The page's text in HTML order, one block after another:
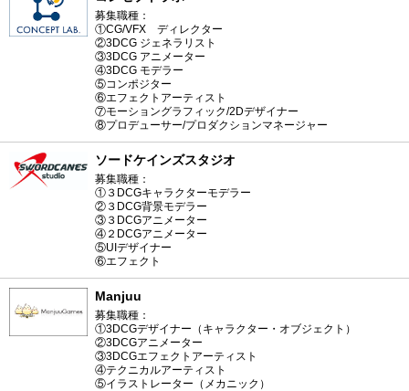
募集職種：
①CG/VFX ディレクター
②3DCG ジェネラリスト
③3DCG アニメーター
④3DCG モデラー
⑤コンポジター
⑥エフェクトアーティスト
⑦モーショングラフィック/2Dデザイナー
⑧プロデューサー/プロダクションマネージャー
ソードケインズスタジオ
募集職種：
①３DCGキャラクターモデラー
②３DCG背景モデラー
③３DCGアニメーター
④２DCGアニメーター
⑤UIデザイナー
⑥エフェクト
Manjuu
募集職種：
①3DCGデザイナー（キャラクター・オブジェクト）
②3DCGアニメーター
③3DCGエフェクトアーティスト
④テクニカルアーティスト
⑤イラストレーター（メカニック）